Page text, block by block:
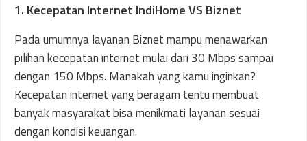
1. Kecepatan Internet IndiHome VS Biznet
Pada umumnya layanan Biznet mampu menawarkan
pilihan kecepatan internet mulai dari 30 Mbps sampai
dengan 150 Mbps. Manakah yang kamu inginkan?
Kecepatan internet yang beragam tentu membuat
banyak masyarakat bisa menikmati layanan sesuai
dengan kondisi keuangan.